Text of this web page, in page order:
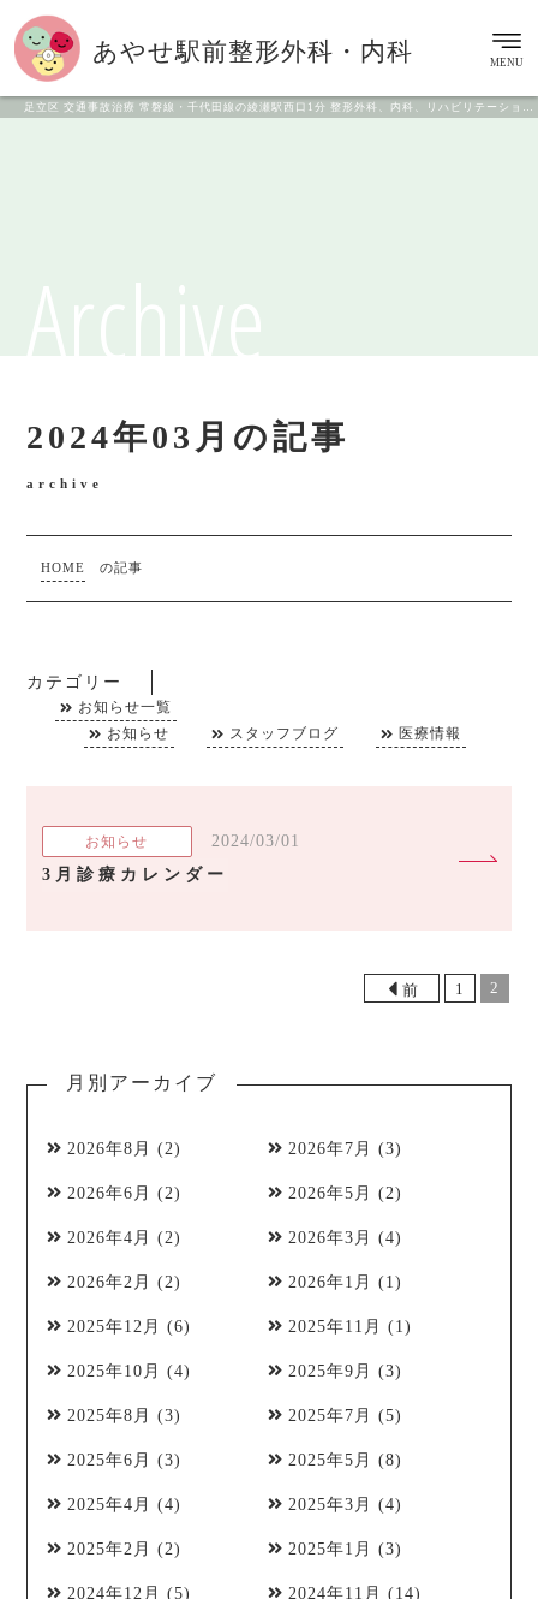
足立区 交通事故治療 常磐線・千代田線の綾瀬駅西口1分 整形外科、内科、リハビリテーション科
あやせ駅前整形外科・内科 MENU
2024年03月の記事
archive
HOME の記事
カテゴリー
お知らせ一覧
お知らせ
スタッフブログ 医療情報
お知らせ
2024/03/01
3月診療カレンダー
前 1 2
月別アーカイブ
2026年8月 (2) 2026年7月 (3)
2026年6月 (2) 2026年5月 (2)
2026年4月 (2) 2026年3月 (4)
2026年2月 (2) 2026年1月 (1)
2025年12月 (6) 2025年11月 (1)
2025年10月 (4) 2025年9月 (3)
2025年8月 (3) 2025年7月 (5)
2025年6月 (3) 2025年5月 (8)
2025年4月 (4) 2025年3月 (4)
2025年2月 (2) 2025年1月 (3)
2024年12月 (5) 2024年11月 (14)